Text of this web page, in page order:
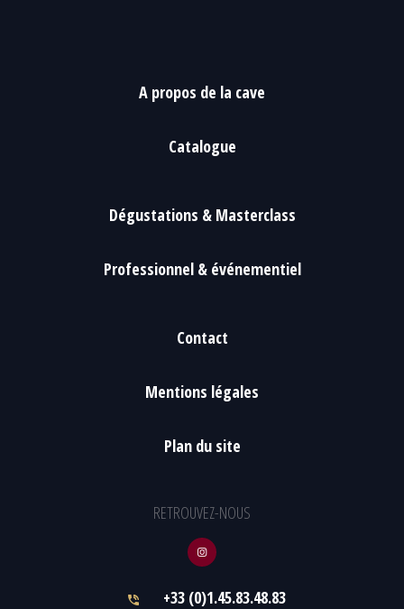
A propos de la cave
Catalogue
Dégustations & Masterclass
Professionnel & événementiel
Contact
Mentions légales
Plan du site
RETROUVEZ-NOUS
+33 (0)1.45.83.48.83